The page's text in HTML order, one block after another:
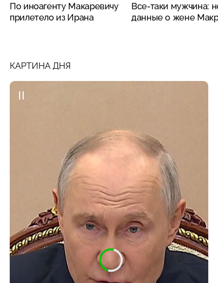
По иноагенту Макаревичу
прилетело из Ирана
Все-таки мужчина:
данные о жене
КАРТИНА ДНЯ